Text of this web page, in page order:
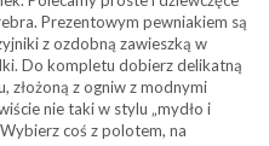
Prezentowym pewniakiem są
z ozdobną zawieszką w
Do kompletu dobierz delikatną
złożoną z ogniw z modnymi
nie taki w stylu „mydło i
coś z polotem, na